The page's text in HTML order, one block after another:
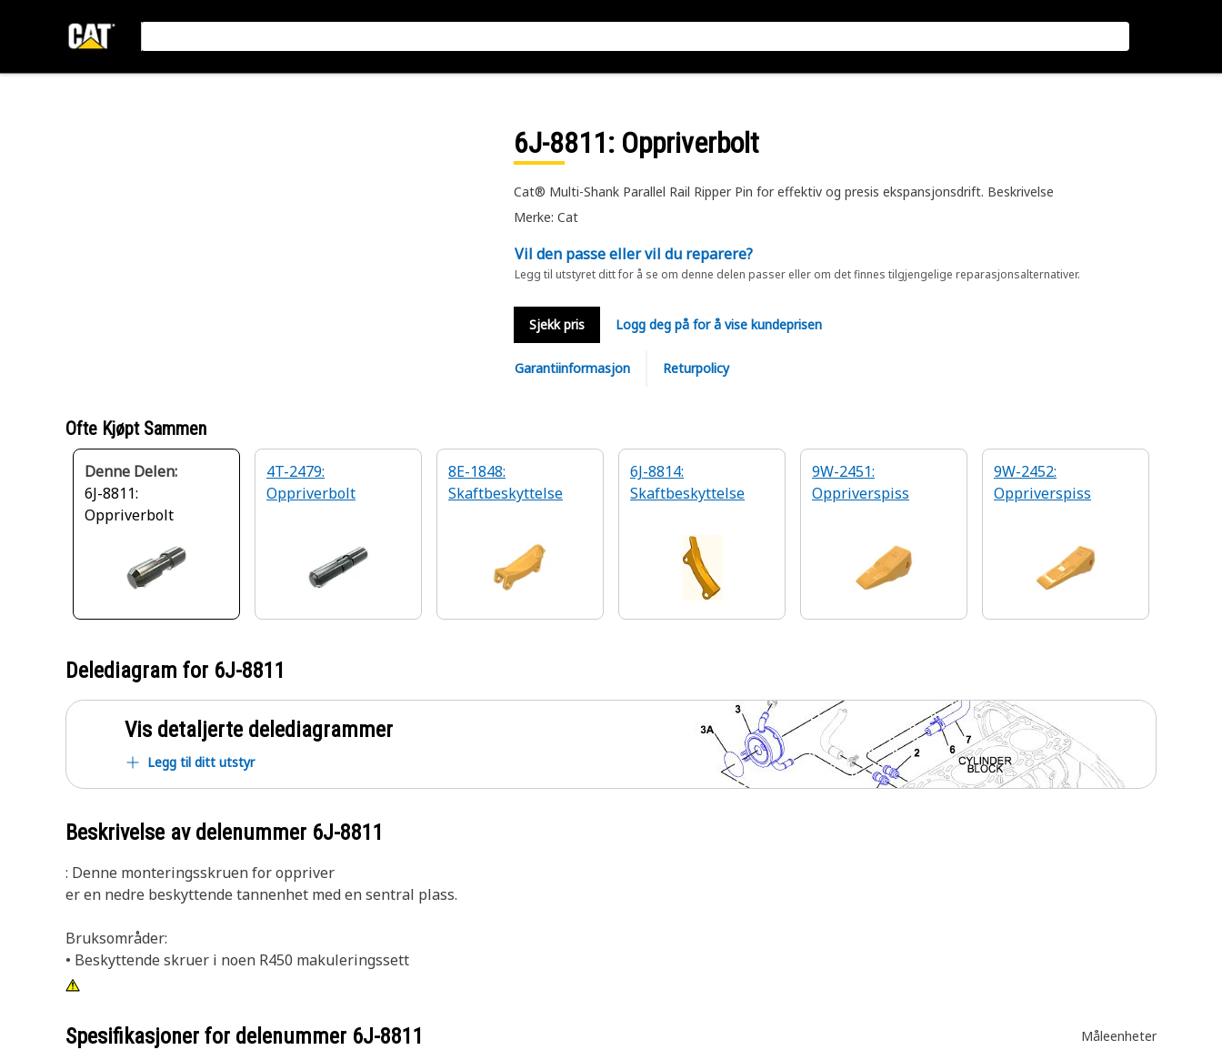
6J-8811: Oppriverbolt
Cat® Multi-Shank Parallel Rail Ripper Pin for effektiv og presis ekspansjonsdrift. Beskrivelse
Merke: Cat
Vil den passe eller vil du reparere?
Legg til utstyret ditt for å se om denne delen passer eller om det finnes tilgjengelige reparasjonsalternativer.
Sjekk pris Logg deg på for å vise kundeprisen
Garantiinformasjon Returpolicy
Ofte Kjøpt Sammen
Denne Delen:
6J-8811:
Oppriverbolt
4T-2479:
Oppriverbolt
8E-1848:
Skaftbeskyttelse
6J-8814:
Skaftbeskyttelse
9W-2451:
Oppriverspiss
9W-2452:
Oppriverspiss
Delediagram for 6J-8811
Vis detaljerte delediagrammer
Legg til ditt utstyr
Beskrivelse av delenummer 6J-8811
: Denne monteringsskruen for oppriver
er en nedre beskyttende tannenhet med en sentral plass.
Bruksområder:
• Beskyttende skruer i noen R450 makuleringssett
Spesifikasjoner for delenummer 6J-8811 Måleenheter